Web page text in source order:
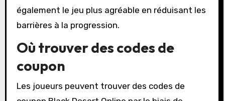
également le jeu plus agréable en réduisant les
barrières à la progression.
Où trouver des codes de
coupon
Les joueurs peuvent trouver des codes de